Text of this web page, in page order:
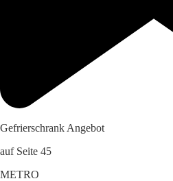
Gefrierschrank Angebot
auf Seite 45
METRO